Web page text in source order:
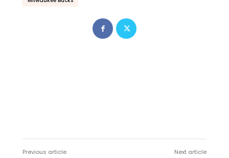
Previous article Next article